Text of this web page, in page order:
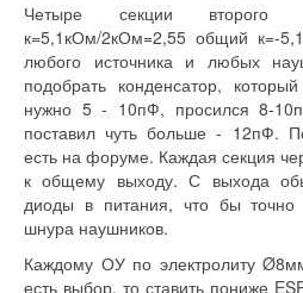
Четыре секции второго
к=5,1кОм/2кОм=2,55 общий к=-
любого источника и любых
подобрать конденсатор,
нужно 5 - 10пФ, просился 8-
поставил чуть больше - 12пФ.
есть на форуме. Каждая секция
к общему выходу. С выхода
диоды в питания, что бы точно
шнура наушников.
Каждому ОУ по электролиту
есть выбор, то ставить пониже